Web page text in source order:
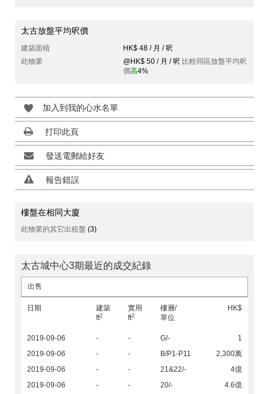
太古放盤平均呎價
建築面積
HK$ 48 / 月 / 呎
此物業
@HK$ 50 / 月 / 呎 比較同區放盤平均呎
價高4%
加入到我的心水名單
打印此頁
發送電郵給好友
報告錯誤
樓盤在相同大廈
此物業的其它出租盤 (3)
太古城中心3期最近的成交紀錄
出售
日期
建築
ft2
實用
ft2
樓層/
單位
HK$
2019-09-06 - - G/-
1
2019-09-06
- - B/P1-P11
2,300萬
2019-09-06
- - 21&22/-
4億
2019-09-06
- - 20/- 4.6億